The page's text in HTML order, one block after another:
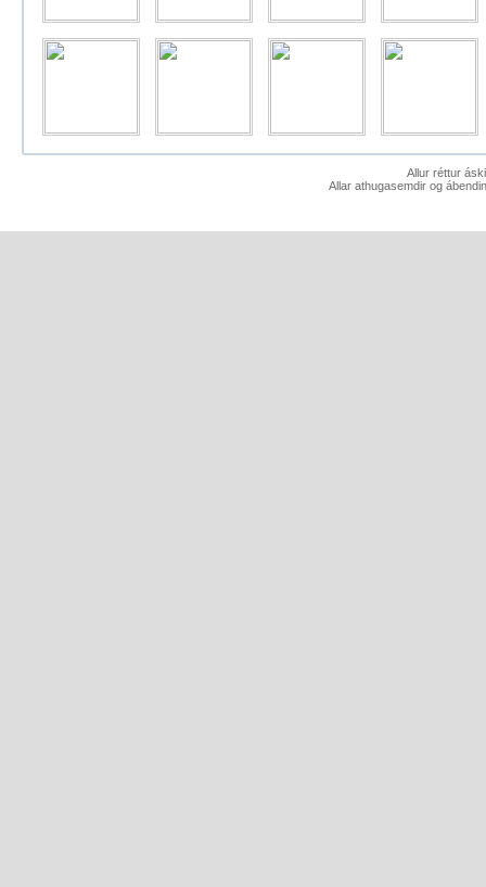
Allur réttur
Allar athugasemdir og